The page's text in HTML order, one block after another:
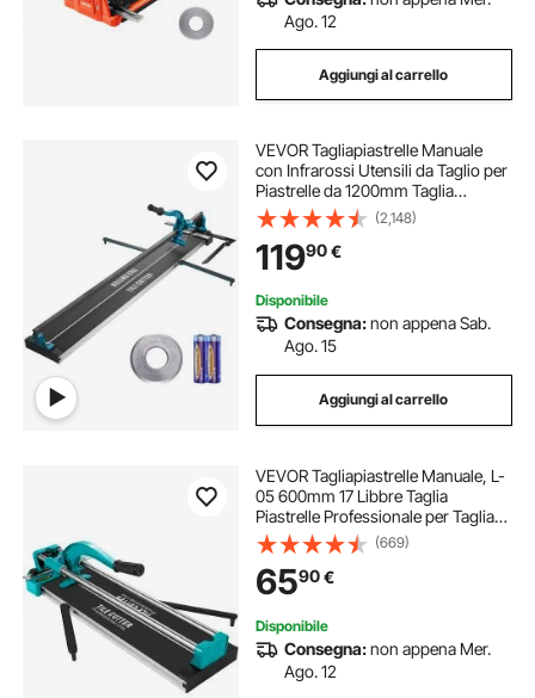
Ago. 12
Aggiungi al carrello
VEVOR Tagliapiastrelle Manuale
con Infrarossi Utensili da Taglio per
Piastrelle da 1200mm Taglia
Mattonelle a Mano Gres Ceramica
Porcellanata Spessore di Taglio 4-
15mm Larghezza di Taglio Minima
25mm
(2,148)
11990€
Disponibile
Consegna:non appena Sab.
Ago. 15
Aggiungi al carrello
VEVOR Tagliapiastrelle Manuale, L-
05 600mm 17 Libbre Taglia
Piastrelle Professionale per Tagliare
Tutti I Tipi di Piastrelle, Comprese
Piastrelle in Ceramica, Gres
Porcellanato e Piastrelle Lucide
(669)
6590€
Disponibile
Consegna:non appena Mer.
Ago. 12